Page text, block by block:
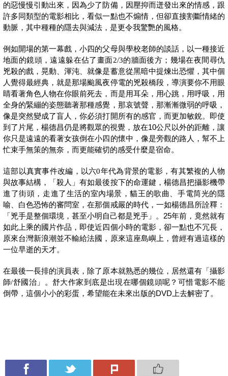
的惡慢慢引動出來，因為少了防備，因壓抑而迸發出來的情感，跟
許多同類型的電影相比，看似一點也不煽情，但卻直接割斷情緒的
動脈，其中種種的隱去與減法，是更令我驚艷的風格。
例如開場的第一幕戲，小四的父母與學校老師的談話，以一種接近
地面的鏡頭，遠遠躲在佔了畫面2/3的牆面後方；幾場在夜間尋仇
兇殺的戲，晃動、渾沌、就像是蓄意從黑暗中提煉出恐懼，其中個
人覺得最經典，就是那場颱風夜停電的兇殺橋段，導演要你不用眼
睛看著角色人物在你眼前死去，而是用耳朵，用心跳，用呼吸，用
全身的緊繃的姿態聽著那種感覺，那哀號聲，那漸漸微弱的呼吸，
像是突然變成了盲人，你必須打開所有的感官，而更加敏銳。即使
到了片尾，楊德昌仍是將觀眾的視覺，放在10公尺以外的距離，讓
你只是遠遠的看著女孩倒在小四的懷中，像是旁觀的路人，幫不上
忙束手無策的無奈，而更能確切的感受什麼是宿命。
這部以真實事件改編，以六0年代為背景的電影，有其繁複的人物
與故事結構，「殺人」有如最後按下的命運鍵，楊德昌把攝影機帶
進了街頭，走進了生活的室內場景，貓王的歌曲、手電筒光的隱
喻、白色恐怖的審問室，在那個戒嚴的時代，一如楊德昌所詮釋：
「兇手是整個環境，甚至小明自己都是兇手」。25年前，竟然就有
如此上乘的國片作品，即使近四個小時的電影，卻一點也不冗長，
原來台灣新浪潮並不輸給法國，原來這座島嶼上，曾經有過這樣的
一位早逝的天才。
在最後一長排的演員表，除了原本就熟悉的幾位，居然還有「攝影
師/舒國治」。舒大作家到底是出現在哪個鏡頭呢？可惜電影不能
倒帶，這個小小的彩蛋，希望能在未來出版的DVD上去解密了。